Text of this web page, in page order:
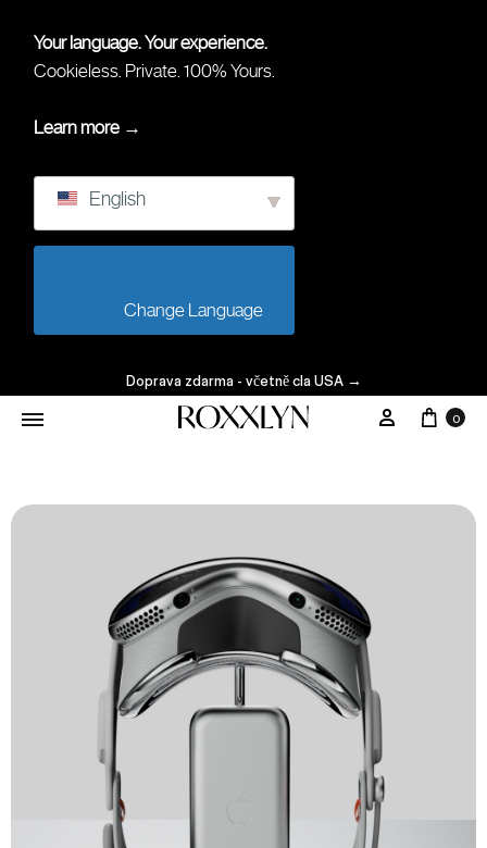
Your language. Your experience.
Cookieless. Private. 100% Yours.
Learn more →
English
Doprava zdarma - včetně cla USA →
Můj ÚčetKošík
0